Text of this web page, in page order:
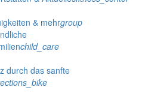
& mehrgroup
child_care
durch das sanfte